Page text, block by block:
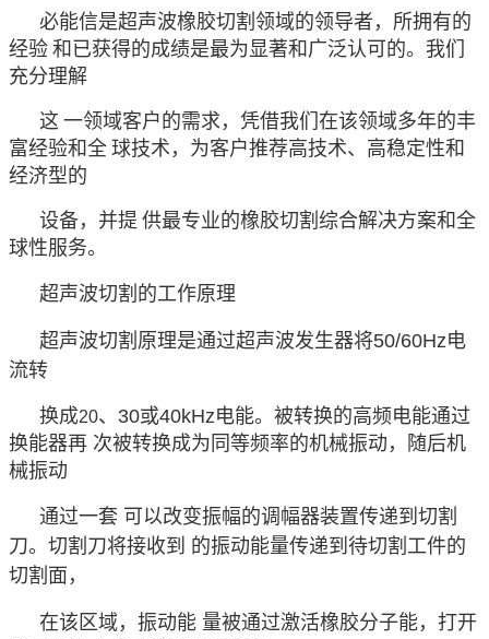
必能信是超声波橡胶切割领域的领导者，所拥有的
经验 和已获得的成绩是最为显著和广泛认可的。我们
充分理解
这 一领域客户的需求，凭借我们在该领域多年的丰
富经验和全 球技术，为客户推荐高技术、高稳定性和
经济型的
设备，并提 供最专业的橡胶切割综合解决方案和全
球性服务。
超声波切割的工作原理
超声波切割原理是通过超声波发生器将50/60Hz电
流转
换成20、 30或40kHz电能。被转换的高频电能通过
换能器再 次被转换成为同等频率的机械振动，随后机
械振动
通过一套 可以改变振幅的调幅器装置传递到切割
刀。切割刀将接收到 的振动能量传递到待切割工件的
切割面，
在该区域，振动能 量被通过激活橡胶分子能，打开